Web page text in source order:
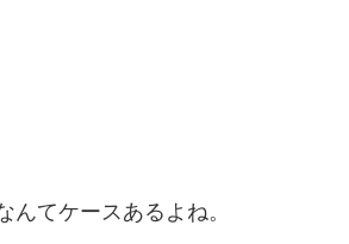
てケースあるよね。